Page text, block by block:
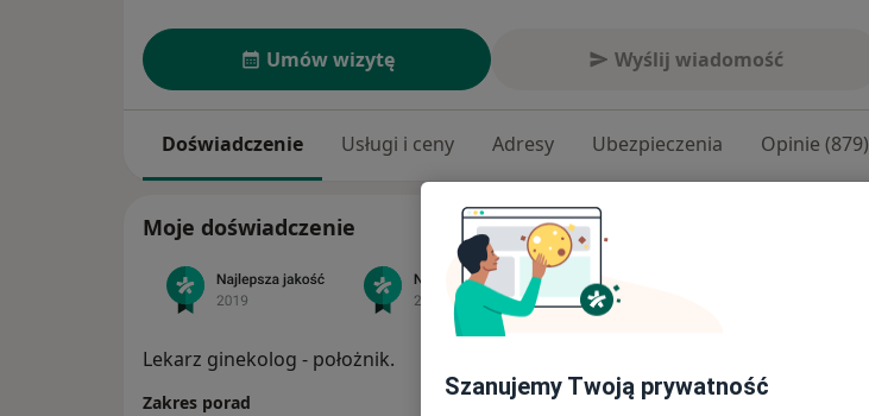
Umów wizytę Wyślij wiadomość
Doświadczenie Usługi i ceny Adresy Ubezpieczenia Opinie (879)
Moje doświadczenie
Lekarz ginekolog - położnik.
Zakres porad
Szanujemy Twoją prywatność